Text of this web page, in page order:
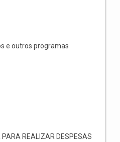
e outros programas
PARA REALIZAR DESPESAS